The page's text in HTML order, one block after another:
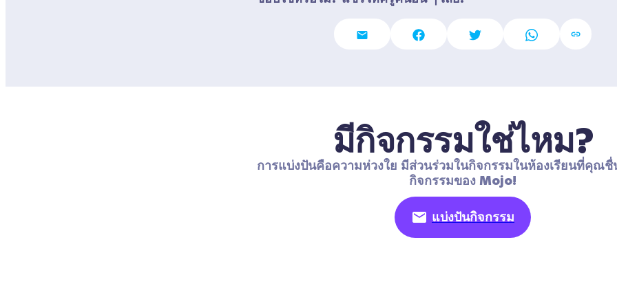
มีกิจกรรมใช่ไหม?
การแบ่งปันคือความห่วงใย มีส่วนร่วมในกิจกรรมในห้องเรียนที่คุณ
กิจกรรมของ Mojo!
แบ่งปันกิจกรรม